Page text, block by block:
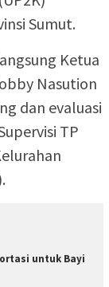
Sumut.
Ketua
Nasution
dan evaluasi
TP
untuk Bayi